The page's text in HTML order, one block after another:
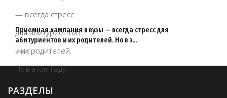
Приемная кампания в вузы — всегда стресс для
абитуриентов и их родителей. Но в э…
30/07
РАЗДЕЛЫ